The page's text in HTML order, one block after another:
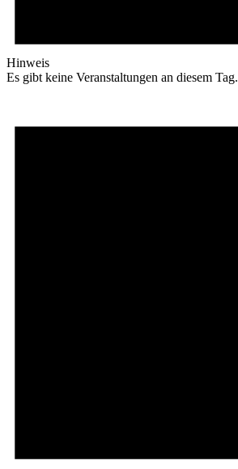
Hinweis
Es gibt keine Veranstaltungen an diesem Tag.